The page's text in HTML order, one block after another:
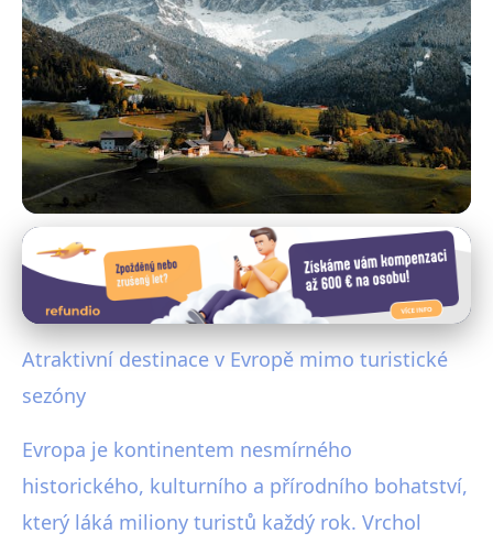
Cestování s omezeným rozpočtem
Objevte Nejlepší Evropské
Destinace Mimo Sezónu: Klid a
Úspory
Atraktivní destinace v Evropě mimo turistické
sezóny
Evropa je kontinentem nesmírného
historického, kulturního a přírodního bohatství,
který láká miliony turistů každý rok. Vrchol